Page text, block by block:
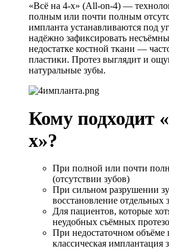
«Всё на 4-х» (All-on-4) —
полным или почти полным
импланта устанавливаются под
надёжно зафиксировать
недостатке костной ткани —
пластики. Протез выглядит и
натуральные зубы.
Кому подходит
х»?
При полной или почти
(отсутствии зубов)
При сильном разрушении
восстановление отдельных
Для пациентов, которые
неудобных съёмных
При недостаточном объёме
классическая имплантация